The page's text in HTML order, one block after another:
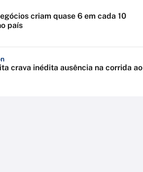
criam quase 6 em cada 10
país
crava inédita ausência na corrida ao